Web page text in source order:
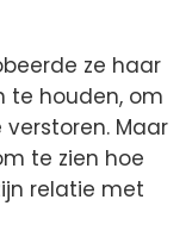
ze haar
te houden, om
Maar
te zien hoe
relatie met